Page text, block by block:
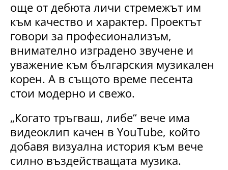
още от дебюта личи стремежът им
към качество и характер. Проектът
говори за професионализъм,
внимателно изградено звучене и
уважение към българския музикален
корен. А в същото време песента
стои модерно и свежо.
„Когато тръгваш, либе“ вече има
видеоклип качен в YouTube, който
добавя визуална история към вече
силно въздействащата музика.